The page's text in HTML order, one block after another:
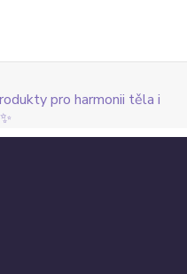
pro harmonii těla i